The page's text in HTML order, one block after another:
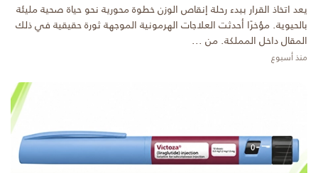
يعد اتخاذ القرار ببدء رحلة إنقاص الوزن خطوة محورية نحو حياة صحية مليئة
بالحيوية. مؤخرًا أحدثت العلاجات الهرمونية الموجهة ثورة حقيقية في ذلك
المقال داخل المملكة. من ...
منذ أسبوع